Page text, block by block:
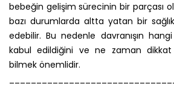
bebeğin gelişim sürecinin bir parçası
bazı durumlarda altta yatan bir
edebilir. Bu nedenle davranışın
kabul edildiğini ve ne zaman dikkat
bilmek önemlidir.